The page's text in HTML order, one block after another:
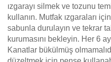
ızgarayı silmek ve tozunu
kullanın. Mutfak ızgaraları
sabunla durulayın ve tekrar
kurumasını bekleyin. Her 6
Kanatlar bükülmüş